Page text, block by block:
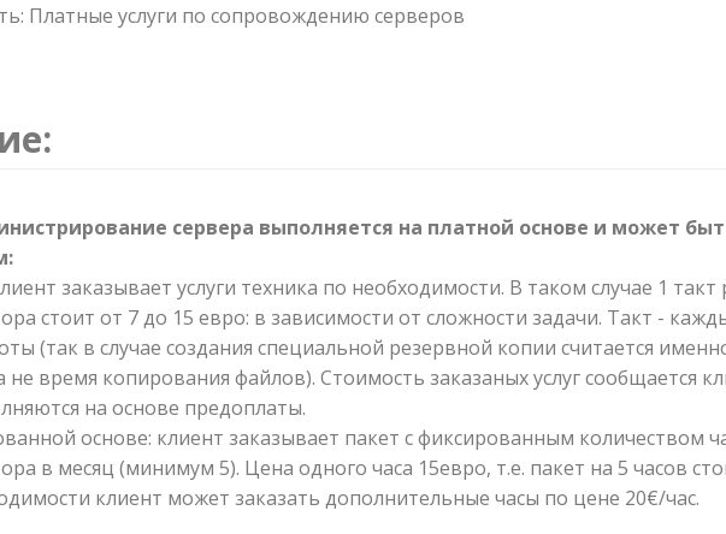
Платные услуги по сопровождению серверов
сервера выполняется на платной основе и может
заказывает услуги техника по необходимости. В таком случае 1
стоит от 7 до 15 евро: в зависимости от сложности задачи. Такт -
(так в случае создания специальной резервной копии считается
не время копирования файлов). Стоимость заказаных услуг сообщается
на основе предоплаты.
основе: клиент заказывает пакет с фиксированным количеством
в месяц (минимум 5). Цена одного часа 15евро, т.е. пакет на 5 часов
клиент может заказать дополнительные часы по цене 20€/час.